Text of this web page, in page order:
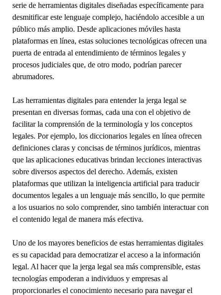
serie de herramientas digitales diseñadas específicamente para
desmitificar este lenguaje complejo, haciéndolo accesible a un
público más amplio. Desde aplicaciones móviles hasta
plataformas en línea, estas soluciones tecnológicas ofrecen una
puerta de entrada al entendimiento de términos legales y
procesos judiciales que, de otro modo, podrían parecer
abrumadores.
Las herramientas digitales para entender la jerga legal se
presentan en diversas formas, cada una con el objetivo de
facilitar la comprensión de la terminología y los conceptos
legales. Por ejemplo, los diccionarios legales en línea ofrecen
definiciones claras y concisas de términos jurídicos, mientras
que las aplicaciones educativas brindan lecciones interactivas
sobre diversos aspectos del derecho. Además, existen
plataformas que utilizan la inteligencia artificial para traducir
documentos legales a un lenguaje más sencillo, lo que permite
a los usuarios no solo comprender, sino también interactuar con
el contenido legal de manera más efectiva.
Uno de los mayores beneficios de estas herramientas digitales
es su capacidad para democratizar el acceso a la información
legal. Al hacer que la jerga legal sea más comprensible, estas
tecnologías empoderan a individuos y empresas al
proporcionarles el conocimiento necesario para navegar el